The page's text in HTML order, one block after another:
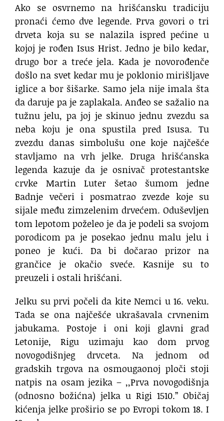
Ako se osvrnemo na hrišćansku tradiciju
pronaći ćemo dve legende. Prva govori o tri
drveta koja su se nalazila ispred pećine u
kojoj je rođen Isus Hrist. Jedno je bilo kedar,
drugo bor a treće jela. Kada je novorođenče
došlo na svet kedar mu je poklonio mirišljave
iglice a bor šišarke. Samo jela nije imala šta
da daruje pa je zaplakala. Anđeo se sažalio na
tužnu jelu, pa joj je skinuo jednu zvezdu sa
neba koju je ona spustila pred Isusa. Tu
zvezdu danas simbolušu one koje najčešće
stavljamo na vrh jelke. Druga hrišćanska
legenda kazuje da je osnivač protestantske
crvke Martin Luter šetao šumom jedne
Badnje večeri i posmatrao zvezde koje su
sijale među zimzelenim drvećem. Oduševljen
tom lepotom poželeo je da je podeli sa svojom
porodicom pa je posekao jednu malu jelu i
poneo je kući. Da bi dočarao prizor na
grančice je okačio sveće. Kasnije su to
preuzeli i ostali hrišćani.
Jelku su prvi počeli da kite Nemci u 16. veku.
Tada se ona najčešće ukrašavala crvnenim
jabukama. Postoje i oni koji glavni grad
Letonije, Rigu uzimaju kao dom prvog
novogodišnjeg drvceta. Na jednom od
gradskih trgova na osmougaonoj ploči stoji
natpis na osam jezika – ,,Prva novogodišnja
(odnosno božićna) jelka u Rigi 1510.’’ Običaj
kićenja jelke proširio se po Evropi tokom 18. I